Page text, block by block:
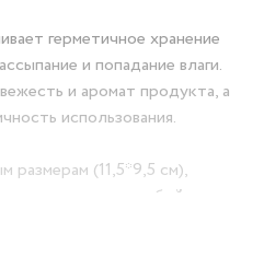
герметичное хранение
и попадание влаги.
и аромат продукта, а
использования.
размерам (11,5*9,5 см),
впишется в любой
на столе.